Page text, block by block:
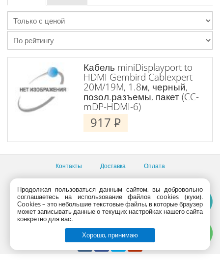
Кабель miniDisplayport to
HDMI Gembird Cablexpert
20M/19M, 1.8м, черный,
позол.разъемы, пакет (CC-
mDP-HDMI-6)
917 P
Контакты Доставка Оплата
Консультации продавцов по телефону:+7 (495) 795-09-03,
+7 (800) 775-09-03
PlanetaShop.ru © 2000 - 2017 | Все права защищены
Продолжая пользоваться данным сайтом, вы добровольно
соглашаетесь на использование файлов cookies (куки).
Сookies – это небольшие текстовые файлы, в которые браузер
может записывать данные о текущих настройках нашего сайта
конкретно для вас.
Хорошо, принимаю